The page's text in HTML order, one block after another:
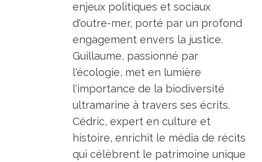
enjeux politiques et sociaux
d'outre-mer, porté par un profond
engagement envers la justice.
Guillaume, passionné par
l'écologie, met en lumière
l'importance de la biodiversité
ultramarine à travers ses écrits.
Cédric, expert en culture et
histoire, enrichit le média de récits
qui célèbrent le patrimoine unique